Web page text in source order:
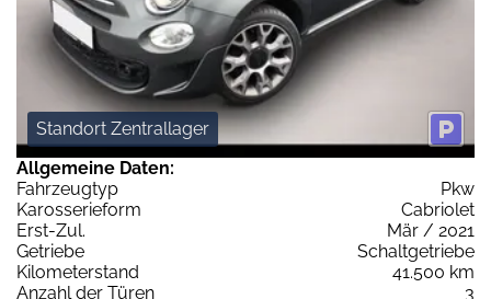
Standort Zentrallager
Allgemeine Daten:
Fahrzeugtyp
Pkw
Karosserieform
Cabriolet
Erst-Zul.
Mär / 2021
Getriebe
Schaltgetriebe
Kilometerstand
41.500 km
Anzahl der Türen
3